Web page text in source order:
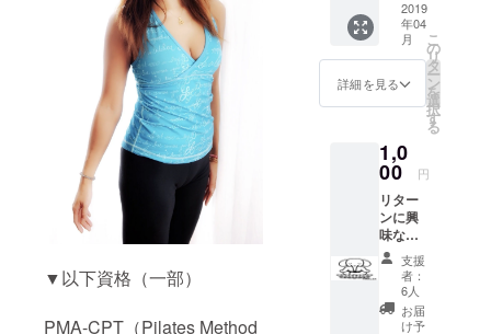
▼以下資格（一部）
PMA-CPT（Pilates Method
運動指導
士、整体
師、中医学
未病研究会
スタッフ、
クニカルプ
ロスタッフ
は、こ
ちらで
お願い
しま
す。 お
礼の
メール
せて頂
きま
す！
2019
年04
月
詳細を見る
こ
の
リ
タ
ー
ン
を
選
択
す
る
1,0
00 円
リター
ンに興
味ない
けど支
援して
あげよ
うか
な！と
支援
者：
6人
お届
け予